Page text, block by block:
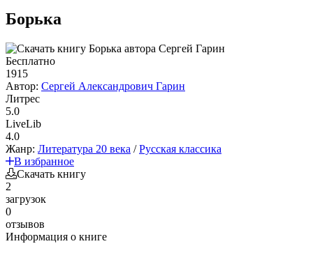
Борька
Бесплатно
1915
Автор: Сергей Александрович Гарин
Литрес
5.0
LiveLib
4.0
Жанр: Литература 20 века /Русская классика
В избранное
Скачать книгу
2
загрузок
0
отзывов
Информация о книге